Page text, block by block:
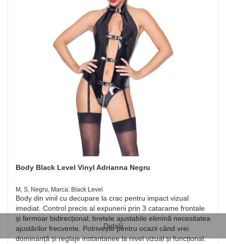
Detalii
Body Black Level Vinyl Adrianna Negru
M, S, Negru, Marca: Black Level
Body din vinil cu decupare la crac pentru impact vizual
imediat. Control precis al expunerii prin 3 catarame frontale
și fermoar bidirecțional; bretele ajustabile elimină necesitatea
ajustărilor frecvente. Potrivește pentru ocazii când vrei
dominanță și reglaje instantanee la nivel vizual și funcțional.